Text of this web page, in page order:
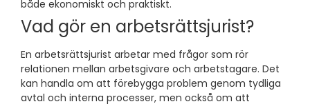
både ekonomiskt och praktiskt.
Vad gör en arbetsrättsjurist?
En arbetsrättsjurist arbetar med frågor som rör
relationen mellan arbetsgivare och arbetstagare. Det
kan handla om att förebygga problem genom tydliga
avtal och interna processer, men också om att